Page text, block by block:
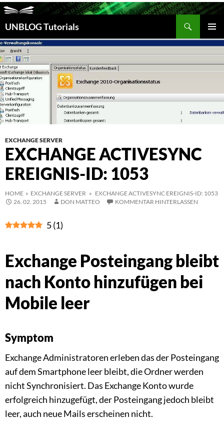
UNBLOG Tutorials
Suchen
INHALT
SPRINGEN
EXCHANGE SERVER
EXCHANGE ACTIVESYNC
EREIGNIS-ID: 1053
HOME » EXCHANGE SERVER » EXCHANGE ACTIVESYNC EREIGNIS-ID: 1053
26. 02. 2015
DON MATTEO KOMMENTAR HINTERLASSEN
5(1)
Exchange Posteingang bleibt
nach Konto hinzufügen bei
Mobile leer
Symptom
Exchange Administratoren erleben das der Posteingang
auf dem Smartphone leer bleibt, die Ordner werden
nicht Synchronisiert. Das Exchange Konto wurde
erfolgreich hinzugefügt, der Posteingang jedoch bleibt
leer, auch neue Mails erscheinen nicht.